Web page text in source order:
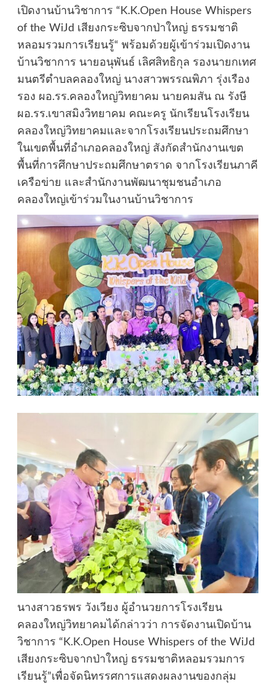
เปิดงานบ้านวิชาการ “K.K.Open House Whispers
of the WiJd เสียงกระซิบจากป่าใหญ่ ธรรมชาติ
หลอมรวมการเรียนรู้“ พร้อมด้วยผู้เข้าร่วมเปิดงาน
บ้านวิชาการ นายอนุพันธ์ เลิศสิทธิกุล รองนายกเทศ
มนตรีตําบลคลองใหญ่ นางสาวพรรณพิภา รุ่งเรือง
รอง ผอ.รร.คลองใหญ่วิทยาคม นายคมสัน ณ รังษี
ผอ.รร.เขาสมิงวิทยาคม คณะครู นักเรียนโรงเรียน
คลองใหญ่วิทยาคมและจากโรงเรียนประถมศึกษา
ในเขตพื้นที่อําเภอคลองใหญ่ สังกัดสํานักงานเขต
พื้นที่การศึกษาประถมศึกษาตราด จากโรงเรียนภาคี
เครือข่าย และสํานักงานพัฒนาชุมชนอําเภอ
คลองใหญ่เข้าร่วมในงานบ้านวิชาการ
นางสาวธรพร วังเวียง ผู้อํานวยการโรงเรียน
คลองใหญ่วิทยาคมได้กล่าวว่า การจัดงานเปิดบ้าน
วิชาการ “K.K.Open House Whispers of the WiJd
เสียงกระซิบจากป่าใหญ่ ธรรมชาติหลอมรวมการ
เรียนรู้”เพื่อจัดนิทรรศการแสดงผลงานของกลุ่ม